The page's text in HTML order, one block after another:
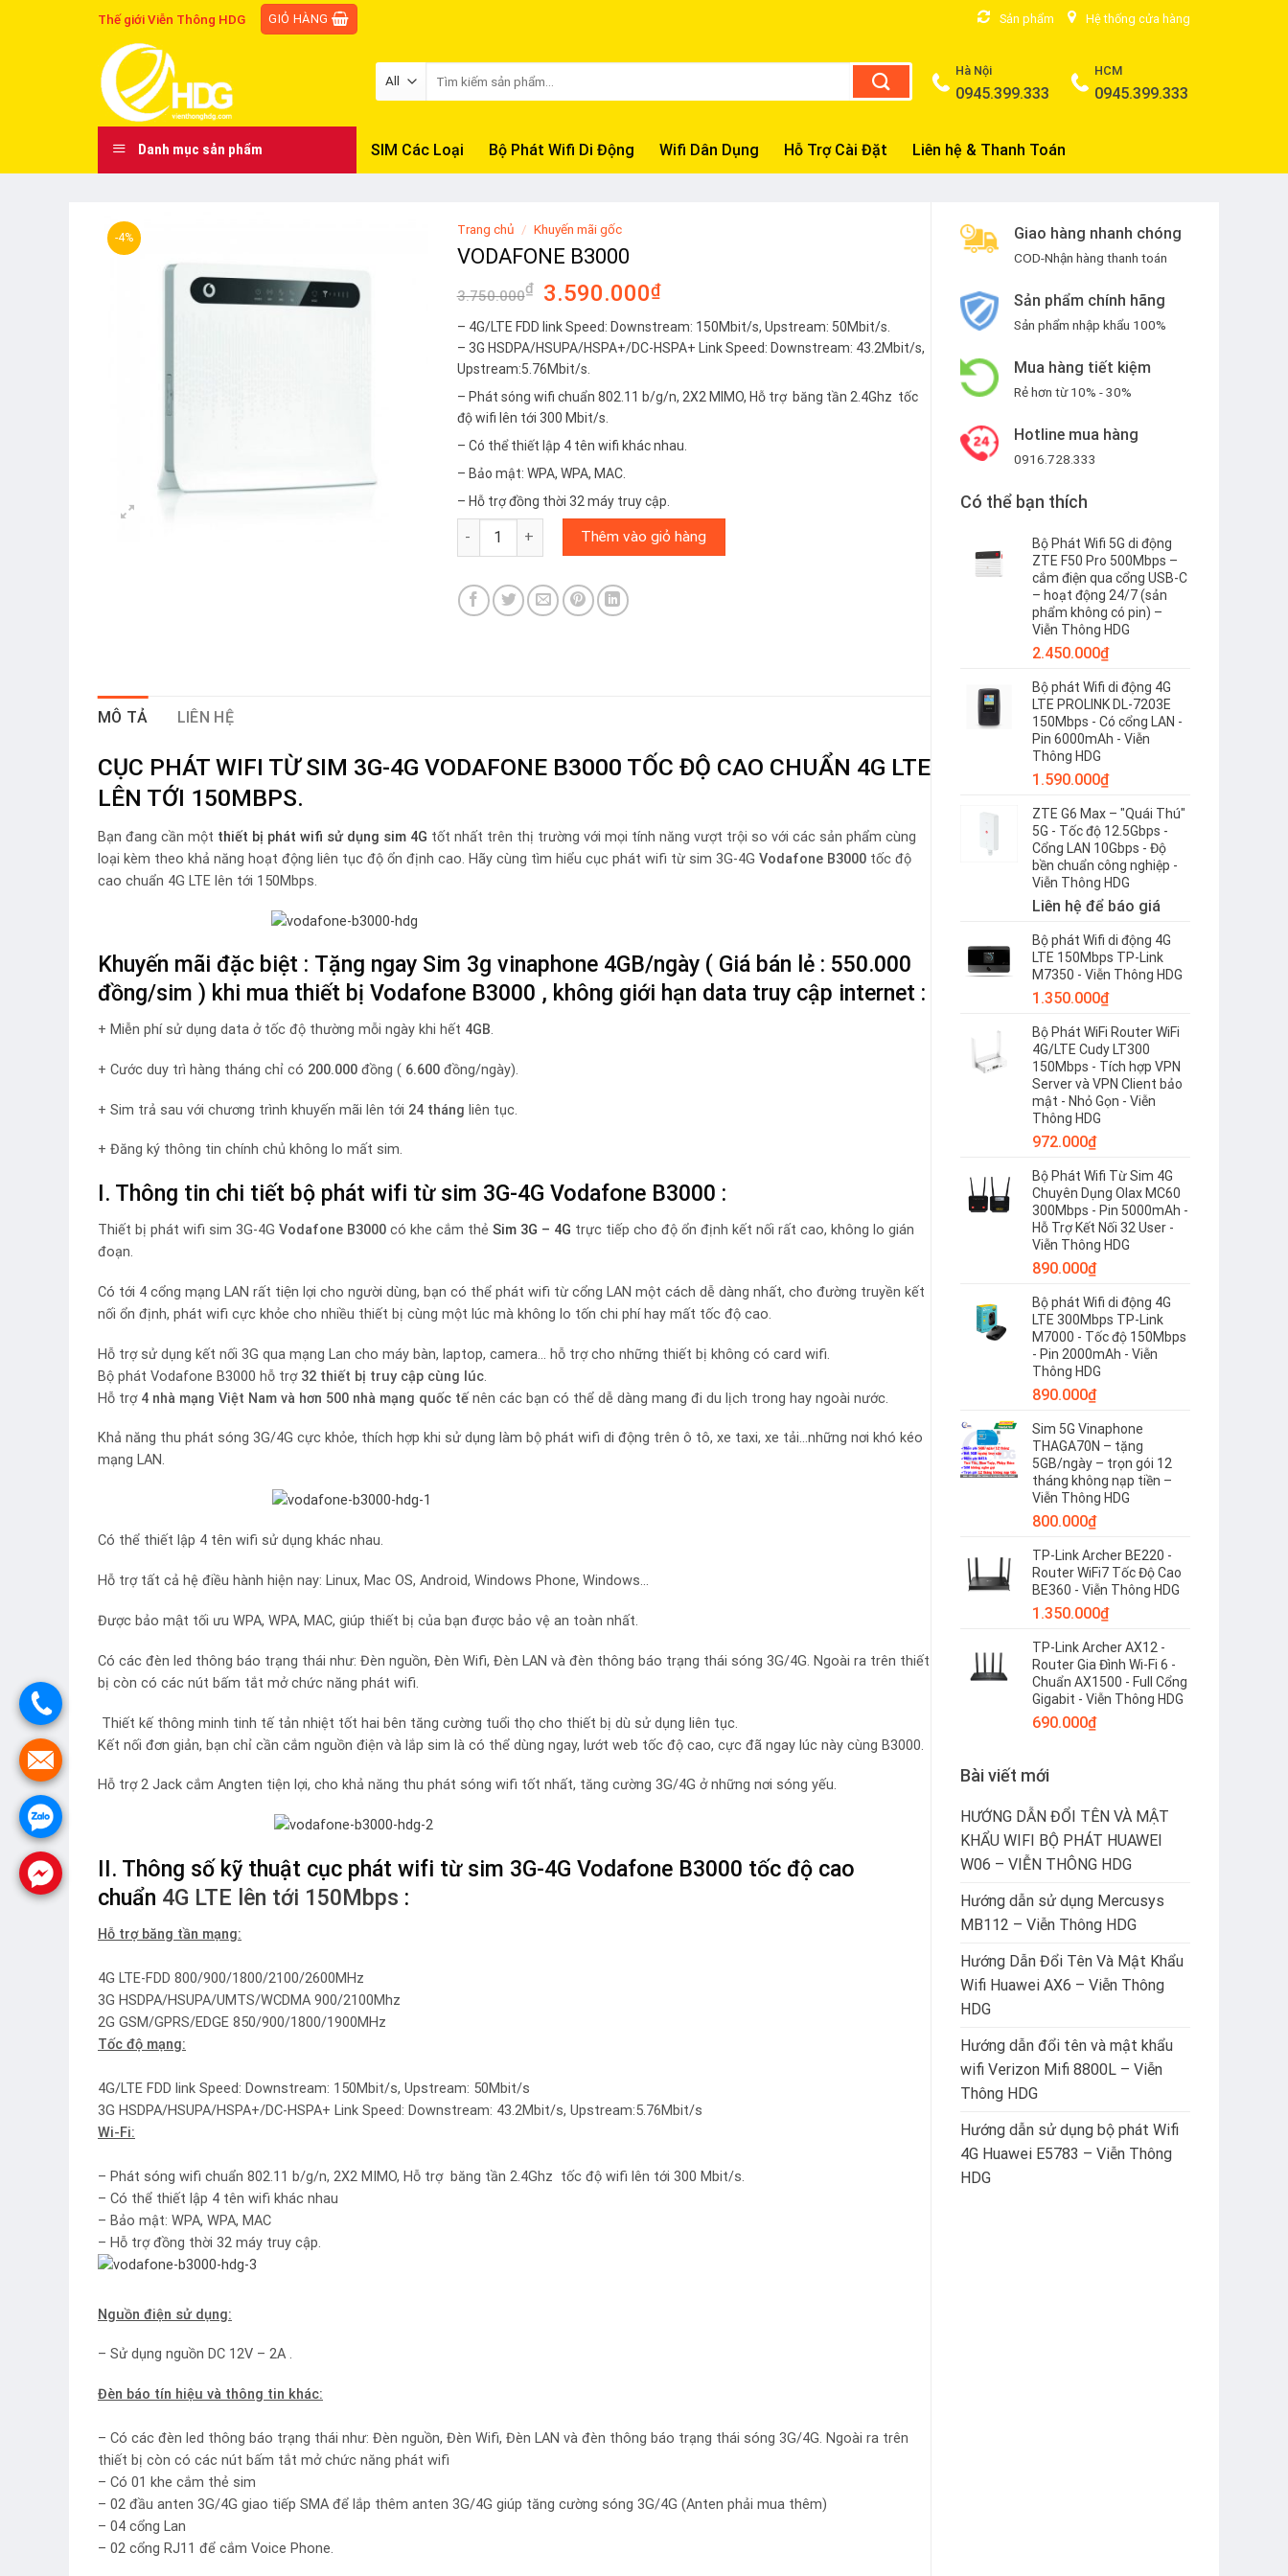
Thế giới Viễn Thông HDG GIỎ HÀNG Sản phẩm Hệ thống cửa hàng
Hà Nội
0945.399.333
HCM
0945.399.333
Danh mục sản phẩm SIM Các Loại Bộ Phát Wifi Di Động Wifi Dân Dụng Hỗ Trợ Cài Đặt Liên hệ & Thanh Toán
Giao hàng nhanh chóng
COD-Nhận hàng thanh toán
Sản phẩm chính hãng
Sản phẩm nhập khẩu 100%
Mua hàng tiết kiệm
Rẻ hơn từ 10% - 30%
Hotline mua hàng
0916.728.333
Có thể bạn thích
Bộ Phát Wifi 5G di động
ZTE F50 Pro 500Mbps –
cắm điện qua cổng USB-C
– hoạt động 24/7 (sản
phẩm không có pin) –
Viễn Thông HDG
2.450.000₫
Bộ phát Wifi di động 4G
LTE PROLINK DL-7203E
150Mbps - Có cổng LAN -
Pin 6000mAh - Viễn
Thông HDG
1.590.000₫
ZTE G6 Max – "Quái Thú"
5G - Tốc độ 12.5Gbps -
Cổng LAN 10Gbps - Độ
bền chuẩn công nghiệp -
Viễn Thông HDG
Liên hệ để báo giá
Bộ phát Wifi di động 4G
LTE 150Mbps TP-Link
M7350 - Viễn Thông HDG
1.350.000₫
Bộ Phát WiFi Router WiFi
4G/LTE Cudy LT300
150Mbps - Tích hợp VPN
Server và VPN Client bảo
mật - Nhỏ Gọn - Viễn
Thông HDG
972.000₫
Bộ Phát Wifi Từ Sim 4G
Chuyên Dụng Olax MC60
300Mbps - Pin 5000mAh -
Hỗ Trợ Kết Nối 32 User -
Viễn Thông HDG
890.000₫
Bộ phát Wifi di động 4G
LTE 300Mbps TP-Link
M7000 - Tốc độ 150Mbps
- Pin 2000mAh - Viễn
Thông HDG
890.000₫
Sim 5G Vinaphone
THAGA70N – tặng
5GB/ngày – trọn gói 12
tháng không nạp tiền –
Viễn Thông HDG
800.000₫
TP-Link Archer BE220 -
Router WiFi7 Tốc Độ Cao
BE360 - Viễn Thông HDG
1.350.000₫
TP-Link Archer AX12 -
Router Gia Đình Wi-Fi 6 -
Chuẩn AX1500 - Full Cổng
Gigabit - Viễn Thông HDG
690.000₫
Bài viết mới
HƯỚNG DẪN ĐỔI TÊN VÀ MẬT
KHẨU WIFI BỘ PHÁT HUAWEI
W06 – VIỄN THÔNG HDG
Hướng dẫn sử dụng Mercusys
MB112 – Viễn Thông HDG
Hướng Dẫn Đổi Tên Và Mật Khẩu
Wifi Huawei AX6 – Viễn Thông
HDG
Hướng dẫn đổi tên và mật khẩu
wifi Verizon Mifi 8800L – Viễn
Thông HDG
Hướng dẫn sử dụng bộ phát Wifi
4G Huawei E5783 – Viễn Thông
HDG
-4%
Trang chủ / Khuyến mãi gốc
VODAFONE B3000
3.750.000₫
Giá
gốc
là:
3.750.000₫.
3.590.000₫Giá
hiện
tại
là:
3.590.000₫.
– 4G/LTE FDD link Speed: Downstream: 150Mbit/s, Upstream: 50Mbit/s.
– 3G HSDPA/HSUPA/HSPA+/DC-HSPA+ Link Speed: Downstream: 43.2Mbit/s,
Upstream:5.76Mbit/s.
– Phát sóng wifi chuẩn 802.11 b/g/n, 2X2 MIMO, Hỗ trợ băng tần 2.4Ghz tốc
độ wifi lên tới 300 Mbit/s.
– Có thể thiết lập 4 tên wifi khác nhau.
– Bảo mật: WPA, WPA, MAC.
– Hỗ trợ đồng thời 32 máy truy cập.
VODAFONE B3000 số lượngThêm vào giỏ hàng
MÔ TẢ LIÊN HỆ
CỤC PHÁT WIFI TỪ SIM 3G-4G VODAFONE B3000 TỐC ĐỘ CAO CHUẨN 4G LTE
LÊN TỚI 150MBPS.
Bạn đang cần một thiết bị phát wifi sử dụng sim 4G tốt nhất trên thị trường với mọi tính năng vượt trội so với các sản phẩm cùng
loại kèm theo khả năng hoạt động liên tục độ ổn định cao. Hãy cùng tìm hiểu cục phát wifi từ sim 3G-4G Vodafone B3000 tốc độ
cao chuẩn 4G LTE lên tới 150Mbps.
Khuyến mãi đặc biệt : Tặng ngay Sim 3g vinaphone 4GB/ngày ( Giá bán lẻ : 550.000
đồng/sim ) khi mua thiết bị Vodafone B3000 , không giới hạn data truy cập internet :
+ Miễn phí sử dụng data ở tốc độ thường mỗi ngày khi hết 4GB.
+ Cước duy trì hàng tháng chỉ có 200.000 đồng ( 6.600 đồng/ngày).
+ Sim trả sau với chương trình khuyến mãi lên tới 24 tháng liên tục.
+ Đăng ký thông tin chính chủ không lo mất sim.
I. Thông tin chi tiết bộ phát wifi từ sim 3G-4G Vodafone B3000 :
Thiết bị phát wifi sim 3G-4G Vodafone B3000 có khe cắm thẻ Sim 3G – 4G trực tiếp cho độ ổn định kết nối rất cao, không lo gián
đoạn.
Có tới 4 cổng mạng LAN rất tiện lợi cho người dùng, bạn có thể phát wifi từ cổng LAN một cách dễ dàng nhất, cho đường truyền kết
nối ổn định, phát wifi cực khỏe cho nhiều thiết bị cùng một lúc mà không lo tốn chi phí hay mất tốc độ cao.
Hỗ trợ sử dụng kết nối 3G qua mạng Lan cho máy bàn, laptop, camera… hỗ trợ cho những thiết bị không có card wifi.
Bộ phát Vodafone B3000 hỗ trợ 32 thiết bị truy cập cùng lúc.
Hỗ trợ 4 nhà mạng Việt Nam và hơn 500 nhà mạng quốc tế nên các bạn có thể dễ dàng mang đi du lịch trong hay ngoài nước.
Khả năng thu phát sóng 3G/4G cực khỏe, thích hợp khi sử dụng làm bộ phát wifi di động trên ô tô, xe taxi, xe tải…những nơi khó kéo
mạng LAN.
Có thể thiết lập 4 tên wifi sử dụng khác nhau.
Hỗ trợ tất cả hệ điều hành hiện nay: Linux, Mac OS, Android, Windows Phone, Windows…
Được bảo mật tối ưu WPA, WPA, MAC, giúp thiết bị của bạn được bảo vệ an toàn nhất.
Có các đèn led thông báo trạng thái như: Đèn nguồn, Đèn Wifi, Đèn LAN và đèn thông báo trạng thái sóng 3G/4G. Ngoài ra trên thiết
bị còn có các nút bấm tắt mở chức năng phát wifi.
Thiết kế thông minh tinh tế tản nhiệt tốt hai bên tăng cường tuổi thọ cho thiết bị dù sử dụng liên tục.
Kết nối đơn giản, bạn chỉ cần cắm nguồn điện và lắp sim là có thể dùng ngay, lướt web tốc độ cao, cực đã ngay lúc này cùng B3000.
Hỗ trợ 2 Jack cắm Angten tiện lợi, cho khả năng thu phát sóng wifi tốt nhất, tăng cường 3G/4G ở những nơi sóng yếu.
II. Thông số kỹ thuật cục phát wifi từ sim 3G-4G Vodafone B3000 tốc độ cao
chuẩn 4G LTE lên tới 150Mbps :
Hỗ trợ băng tần mạng:
4G LTE-FDD 800/900/1800/2100/2600MHz
3G HSDPA/HSUPA/UMTS/WCDMA 900/2100Mhz
2G GSM/GPRS/EDGE 850/900/1800/1900MHz
Tốc độ mạng:
4G/LTE FDD link Speed: Downstream: 150Mbit/s, Upstream: 50Mbit/s
3G HSDPA/HSUPA/HSPA+/DC-HSPA+ Link Speed: Downstream: 43.2Mbit/s, Upstream:5.76Mbit/s
Wi-Fi:
– Phát sóng wifi chuẩn 802.11 b/g/n, 2X2 MIMO, Hỗ trợ băng tần 2.4Ghz tốc độ wifi lên tới 300 Mbit/s.
– Có thể thiết lập 4 tên wifi khác nhau
– Bảo mật: WPA, WPA, MAC
– Hỗ trợ đồng thời 32 máy truy cập.
Nguồn điện sử dụng:
– Sử dụng nguồn DC 12V – 2A .
Đèn báo tín hiệu và thông tin khác:
– Có các đèn led thông báo trạng thái như: Đèn nguồn, Đèn Wifi, Đèn LAN và đèn thông báo trạng thái sóng 3G/4G. Ngoài ra trên
thiết bị còn có các nút bấm tắt mở chức năng phát wifi
– Có 01 khe cắm thẻ sim
– 02 đầu anten 3G/4G giao tiếp SMA để lắp thêm anten 3G/4G giúp tăng cường sóng 3G/4G (Anten phải mua thêm)
– 04 cổng Lan
– 02 cổng RJ11 để cắm Voice Phone.